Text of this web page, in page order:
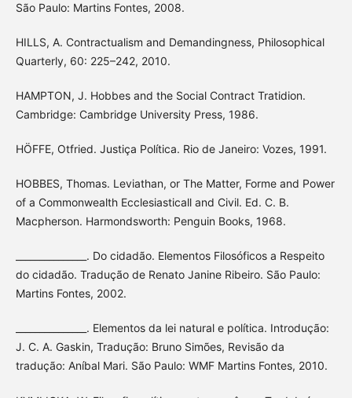
São Paulo: Martins Fontes, 2008.
HILLS, A. Contractualism and Demandingness, Philosophical
Quarterly, 60: 225–242, 2010.
HAMPTON, J. Hobbes and the Social Contract Tratidion.
Cambridge: Cambridge University Press, 1986.
HÖFFE, Otfried. Justiça Política. Rio de Janeiro: Vozes, 1991.
HOBBES, Thomas. Leviathan, or The Matter, Forme and Power
of a Commonwealth Ecclesiasticall and Civil. Ed. C. B.
Macpherson. Harmondsworth: Penguin Books, 1968.
_______________. Do cidadão. Elementos Filosóficos a Respeito
do cidadão. Tradução de Renato Janine Ribeiro. São Paulo:
Martins Fontes, 2002.
_______________. Elementos da lei natural e política. Introdução:
J. C. A. Gaskin, Tradução: Bruno Simões, Revisão da
tradução: Aníbal Mari. São Paulo: WMF Martins Fontes, 2010.